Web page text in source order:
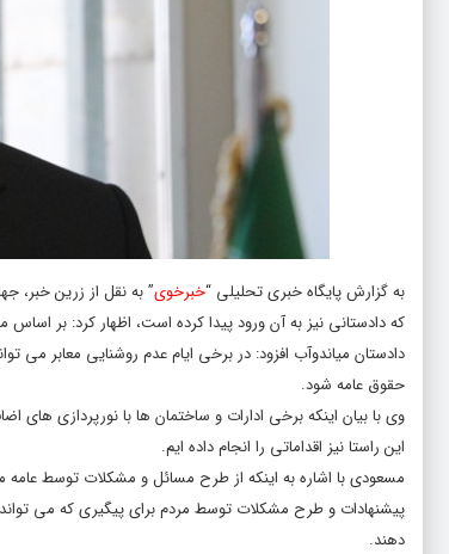
به گزارش پایگاه خبری تحلیلی “خبرخوی” به نقل از زرین خبر،
که دادستانی نیز به آن ورود پیدا کرده است، اظهار کرد: بر
دادستان میاندوآب افزود: در برخی ایام عدم روشنایی معابر
حقوق عامه شود.
وی با بیان اینکه برخی ادارات و ساختمان ها با نورپردازی
این راستا نیز اقداماتی را انجام داده ایم.
مسعودی با اشاره به اینکه از طرح مسائل و مشکلات توسط عامه
پیشنهادات و طرح مشکلات توسط مردم برای پیگیری که می
دهند.